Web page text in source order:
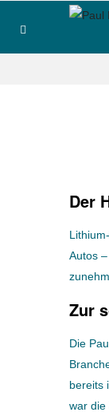
Der
Autos
Zur
Die
bereits
war die